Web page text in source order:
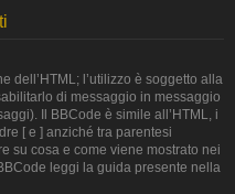
dell’HTML; l’utilizzo è soggetto alla
di messaggio in messaggio
Il BBCode è simile all’HTML, i
[ e ] anziché tra parentesi
su cosa e come viene mostrato nei
leggi la guida presente nella